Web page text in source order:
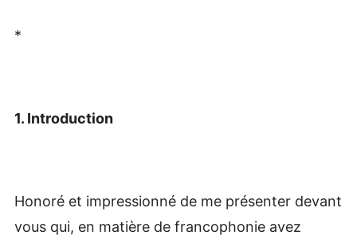
*
1. Introduction
Honoré et impressionné de me présenter devant
vous qui, en matière de francophonie avez